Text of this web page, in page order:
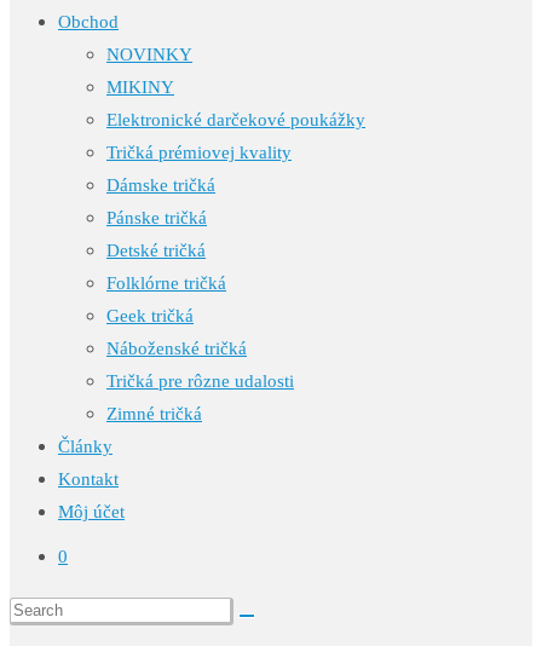
Obchod
NOVINKY
MIKINY
Elektronické darčekové poukážky
Tričká prémiovej kvality
Dámske tričká
Pánske tričká
Detské tričká
Folklórne tričká
Geek tričká
Náboženské tričká
Tričká pre rôzne udalosti
Zimné tričká
Články
Kontakt
Môj účet
0